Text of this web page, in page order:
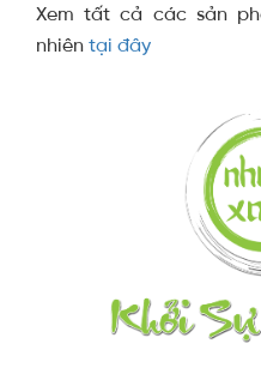
Xem tất cả các sản
nhiên tại đây